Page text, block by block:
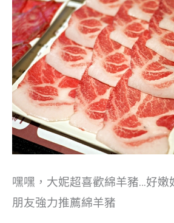
嘿嘿，大妮超喜歡綿羊豬…好嫩
朋友強力推薦綿羊豬